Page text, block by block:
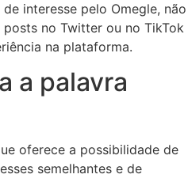
interesse pelo Omegle, não
no Twitter ou no TikTok
na plataforma.
a palavra
oferece a possibilidade de
semelhantes e de